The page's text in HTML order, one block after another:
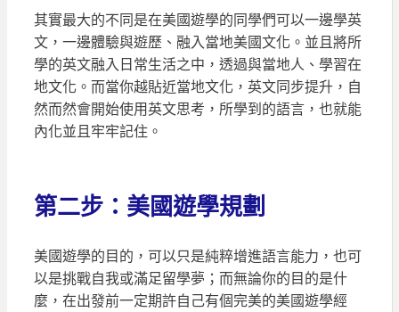
其實最大的不同是在美國遊學的同學們可以一邊學英
文，一邊體驗與遊歷、融入當地美國文化。並且將所
學的英文融入日常生活之中，透過與當地人、學習在
地文化。而當你越貼近當地文化，英文同步提升，自
然而然會開始使用英文思考，所學到的語言，也就能
內化並且牢牢記住。
第二步： 美國遊學規劃
美國遊學的目的，可以只是純粹增進語言能力，也可
以是挑戰自我或滿足留學夢；而無論你的目的是什
麼，在出發前一定期許自己有個完美的美國遊學經